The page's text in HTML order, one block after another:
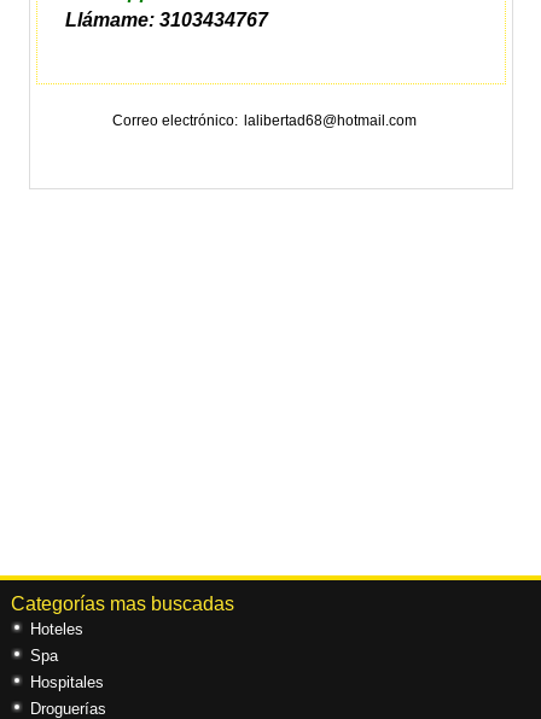
Llámame: 3103434767
Correo electrónico lalibertad68@hotmail.com
Categorías mas buscadas
Hoteles
Spa
Hospitales
Droguerías